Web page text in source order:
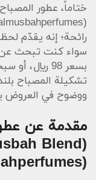
رائحة؛ إنه يقدّم
سواء كنت تبحث عن
بسعر 98
تشكيلة المصباح
ووضوح في العروض
مقدمة عن